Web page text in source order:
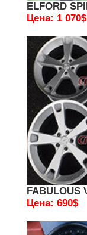
ELFORD
Цена: 1 070$
FABULOUS
Цена: 690$